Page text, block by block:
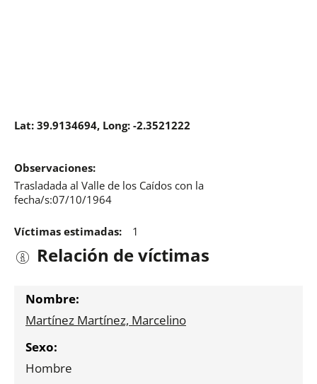
Lat: 39.9134694, Long: -2.3521222
Observaciones:
Trasladada al Valle de los Caídos con la
fecha/s:07/10/1964
Víctimas estimadas: 1
Relación de víctimas
Martínez Martínez, Marcelino
Hombre